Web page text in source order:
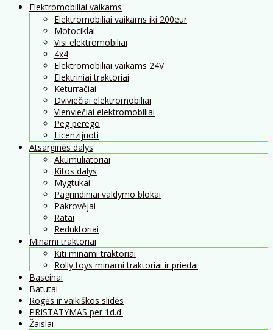
Elektromobiliai vaikams
Elektromobiliai vaikams iki 200eur
Motociklai
Visi elektromobiliai
4x4
Elektromobiliai vaikams 24V
Elektriniai traktoriai
Keturračiai
Dviviečiai elektromobiliai
Vienviečiai elektromobiliai
Peg perego
Licenzijuoti
Atsarginės dalys
Akumuliatoriai
Kitos dalys
Mygtukai
Pagrindiniai valdymo blokai
Pakrovėjai
Ratai
Reduktoriai
Minami traktoriai
Kiti minami traktoriai
Rolly toys minami traktoriai ir priedai
Baseinai
Batutai
Rogės ir vaikiškos slidės
PRISTATYMAS per 1d.d.
Žaislai